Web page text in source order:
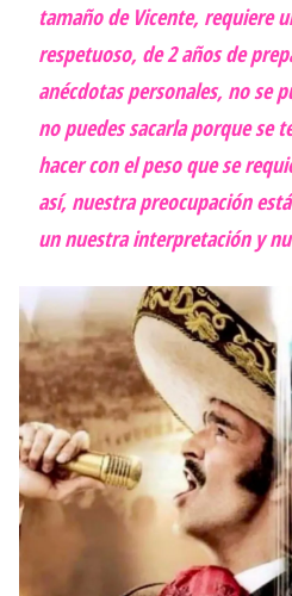
tamaño de Vicente, requiere
respetuoso, de 2 años de
anécdotas personales, no se
no puedes sacarla porque se
hacer con el peso que se
así, nuestra preocupación
un nuestra interpretación y